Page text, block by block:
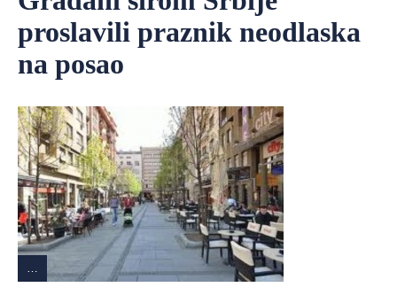
proslavili praznik neodlaska
na posao
…